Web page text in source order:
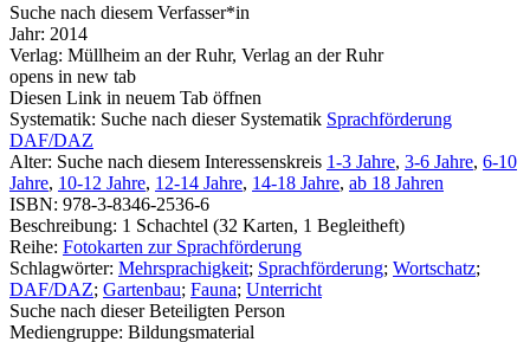
Suche nach diesem Verfasser*in
Jahr: 2014
Verlag: Müllheim an der Ruhr, Verlag an der Ruhr
opens in new tab
Diesen Link in neuem Tab öffnen
Systematik: Suche nach dieser Systematik Sprachförderung
DAF/DAZ
Alter: Suche nach diesem Interessenskreis 1-3 Jahre, 3-6 Jahre, 6-10
Jahre, 10-12 Jahre, 12-14 Jahre, 14-18 Jahre, ab 18 Jahren
ISBN: 978-3-8346-2536-6
Beschreibung: 1 Schachtel (32 Karten, 1 Begleitheft)
Reihe: Fotokarten zur Sprachförderung
Schlagwörter: Mehrsprachigkeit; Sprachförderung; Wortschatz;
DAF/DAZ; Gartenbau; Fauna; Unterricht
Suche nach dieser Beteiligten Person
Mediengruppe: Bildungsmaterial